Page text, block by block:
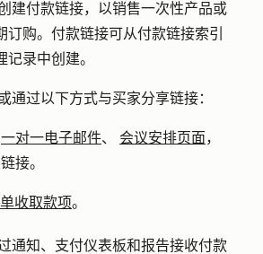
建付款链接，以销售一次性产品或
订购。付款链接可从付款链接索引
记录中创建。
通过以下方式与买家分享链接：
一对一电子邮件、 会议安排页面，
接。
收取款项。
通知、支付仪表板和报告接收付款